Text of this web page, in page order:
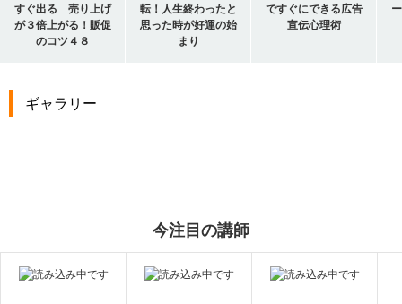
すぐ出る 売り上げ
が３倍上がる！販促
のコツ４８
転！人生終わったと
思った時が好運の始
まり
ですぐにできる広告
宣伝心理術
ギャラリー
今注目の講師